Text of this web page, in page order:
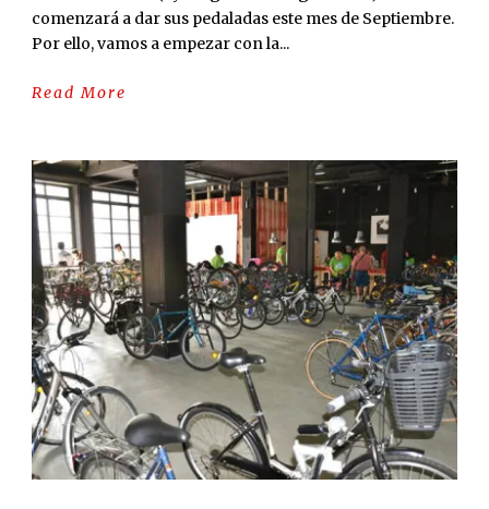
comenzará a dar sus pedaladas este mes de Septiembre.
Por ello, vamos a empezar con la...
Read More